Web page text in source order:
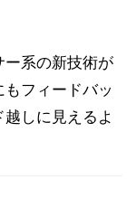
ー系の新技術が
フィードバッ
しに見えるよ